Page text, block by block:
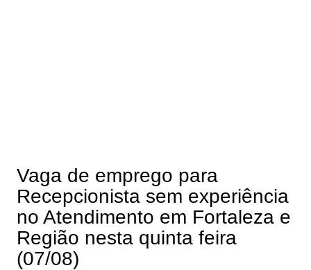
Vaga de emprego para
Recepcionista sem experiência
no Atendimento em Fortaleza e
Região nesta quinta feira
(07/08)